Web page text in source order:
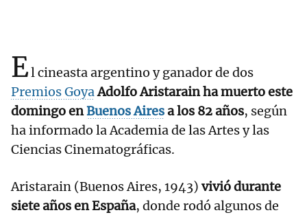
El cineasta argentino y ganador de dos
Premios GoyaAdolfo Aristarain ha muerto este
domingo enBuenos Airesa los 82 años, según
ha informado la Academia de las Artes y las
Ciencias Cinematográficas.
Aristarain (Buenos Aires, 1943) vivió durante
siete años en España, donde rodó algunos de